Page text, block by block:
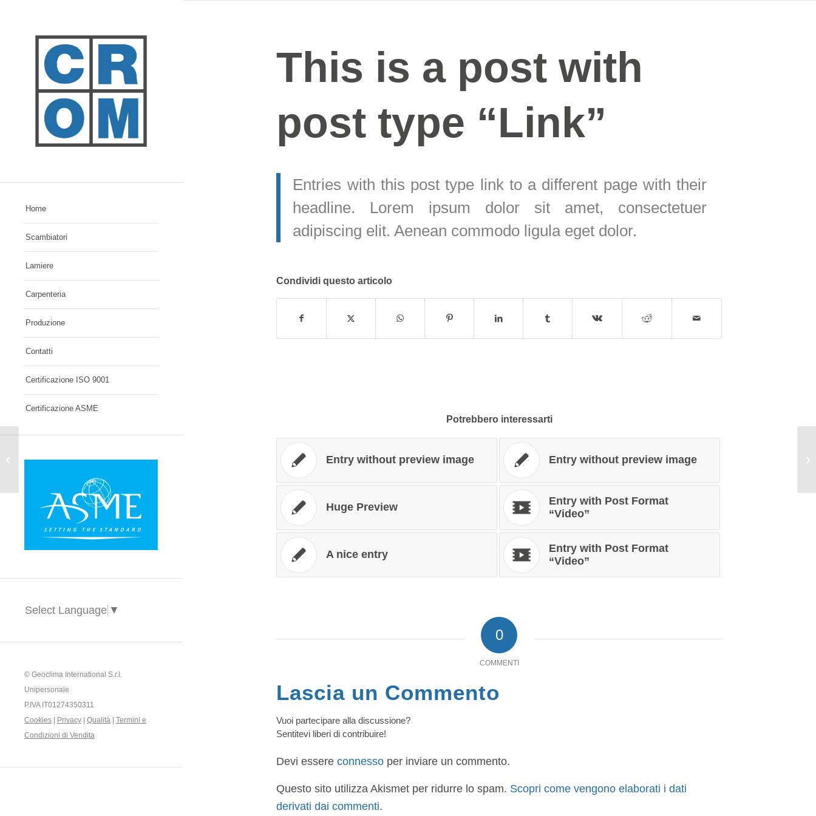
Home
Scambiatori
Lamiere
Carpenteria
Produzione
Contatti
Certificazione ISO 9001
Certificazione ASME
Select Language ▼
© Geoclima International S.r.l.
Unipersonale
P.IVA IT01274350311
Cookies | Privacy | Qualità | Termini e
Condizioni di Vendita
This is a post with
post type “Link”
Entries with this post type link to a different page with their
headline. Lorem ipsum dolor sit amet, consectetuer
adipiscing elit. Aenean commodo ligula eget dolor.
Condividi questo articolo
Potrebbero interessarti
Entry without preview image Entry without preview image
Huge Preview
Entry with Post Format
“Video”
A nice entry
Entry with Post Format
“Video”
0
COMMENTI
Lascia un Commento
Vuoi partecipare alla discussione?
Sentitevi liberi di contribuire!
Devi essereconnesso per inviare un commento.
Questo sito utilizza Akismet per ridurre lo spam. Scopri come vengono elaborati i dati
derivati dai commenti.
A nice post A